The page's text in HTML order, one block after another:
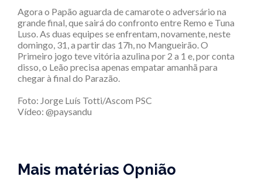
Agora o Papão aguarda de camarote o adversário na
grande final, que sairá do confronto entre Remo e Tuna
Luso. As duas equipes se enfrentam, novamente, neste
domingo, 31, a partir das 17h, no Mangueirão. O
Primeiro jogo teve vitória azulina por 2 a 1 e, por conta
disso, o Leão precisa apenas empatar amanhã para
chegar à final do Parazão.
Foto: Jorge Luís Totti/Ascom PSC
Vídeo: @paysandu
Mais matérias Opnião